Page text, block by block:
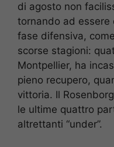
di agosto non
tornando ad
fase difensiva,
scorse stagioni:
Montpellier, ha
pieno recupero,
vittoria. Il
le ultime quattro
altrettanti “under”.